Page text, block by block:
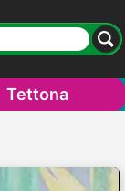
Tettona